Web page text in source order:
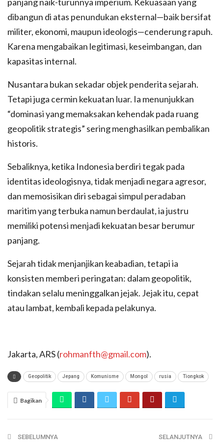
dibangun di atas penundukan eksternal—baik bersifat
militer, ekonomi, maupun ideologis—cenderung rapuh.
Karena mengabaikan legitimasi, keseimbangan, dan
kapasitas internal.
Nusantara bukan sekadar objek penderita sejarah.
Tetapi juga cermin kekuatan luar. Ia menunjukkan
“dominasi yang memaksakan kehendak pada ruang
geopolitik strategis” sering menghasilkan pembalikan
historis.
Sebaliknya, ketika Indonesia berdiri tegak pada
identitas ideologisnya, tidak menjadi negara agresor,
dan memosisikan diri sebagai simpul peradaban
maritim yang terbuka namun berdaulat, ia justru
memiliki potensi menjadi kekuatan besar berumur
panjang.
Sejarah tidak menjanjikan keabadian, tetapi ia
konsisten memberi peringatan: dalam geopolitik,
tindakan selalu meninggalkan jejak. Jejak itu, cepat
atau lambat, kembali kepada pelakunya.
Jakarta, ARS (rohmanfth@gmail.com).
Geopolitik Jepang Komunisme Mongol rusia Tiongkok
Bagikan
SEBELUMNYA SELANJUTNYA